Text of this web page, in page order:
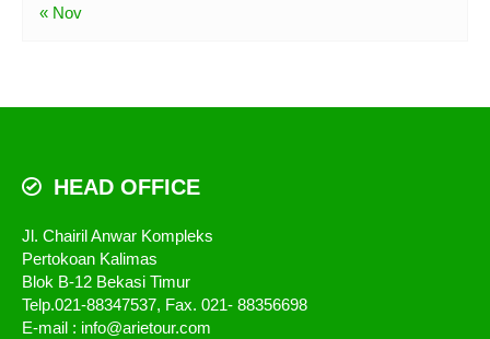
« Nov
HEAD OFFICE
Jl. Chairil Anwar Kompleks
Pertokoan Kalimas
Blok B-12 Bekasi Timur
Telp.021-88347537, Fax. 021- 88356698
E-mail : info@arietour.com